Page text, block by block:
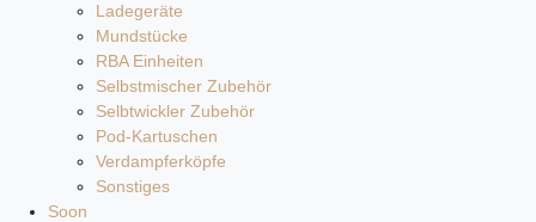
Ladegeräte
Mundstücke
RBA Einheiten
Selbstmischer Zubehör
Selbtwickler Zubehör
Pod-Kartuschen
Verdampferköpfe
Sonstiges
Soon